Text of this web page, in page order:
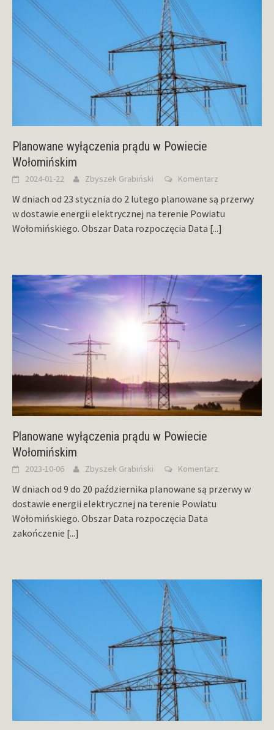
Planowane wyłączenia prądu w Powiecie
Wołomińskim
2024-01-22 Zbyszek Grabiński Komentarz
W dniach od 23 stycznia do 2 lutego planowane są przerwy
w dostawie energii elektrycznej na terenie Powiatu
Wołomińskiego. Obszar Data rozpoczęcia Data [...]
Planowane wyłączenia prądu w Powiecie
Wołomińskim
2023-10-06 Zbyszek Grabiński Komentarz
W dniach od 9 do 20 października planowane są przerwy w
dostawie energii elektrycznej na terenie Powiatu
Wołomińskiego. Obszar Data rozpoczęcia Data
zakończenie [...]